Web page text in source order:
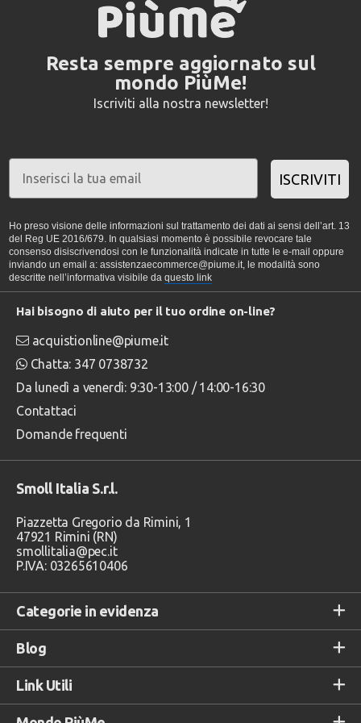
Resta sempre aggiornato sul
mondo PiùMe!
Iscriviti alla nostra newsletter!
ISCRIVITI
Ho preso visione delle informazioni sul trattamento dei dati ai sensi dell’art. 13
del Reg UE 2016/679. In qualsiasi momento è possibile revocare tale
consenso disiscrivendosi con le funzionalità indicate in tutte le e-mail oppure
inviando un email a: assistenzaecommerce@piume.it, le modalità sono
descritte nell’informativa visibile da questo link
Categorie in evidenza
Blog
Link Utili
Hai bisogno di aiuto per il tuo ordine on-line?
acquistionline@piume.it
Chatta: 347 0738732
Da lunedì a venerdì: 9:30-13:00 / 14:00-16:30
Contattaci
Domande frequenti
Smoll Italia S.r.l.
Piazzetta Gregorio da Rimini, 1
47921 Rimini (RN)
smollitalia@pec.it
P.IVA: 03265610406